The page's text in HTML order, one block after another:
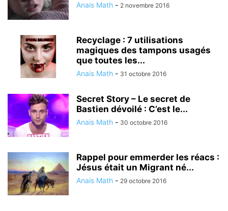
Anais Math - 2 novembre 2016
Recyclage : 7 utilisations
magiques des tampons usagés
que toutes les...
Anais Math - 31 octobre 2016
Secret Story – Le secret de
Bastien dévoilé : C’est le...
Anais Math - 30 octobre 2016
Rappel pour emmerder les réacs :
Jésus était un Migrant né...
Anais Math - 29 octobre 2016